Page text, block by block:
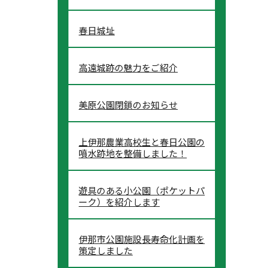
春日城址
高遠城跡の魅力をご紹介
美原公園閉鎖のお知らせ
上伊那農業高校生と春日公園の
噴水跡地を整備しました！
遊具のある小公園（ポケットパ
ーク）を紹介します
伊那市公園施設長寿命化計画を
策定しました